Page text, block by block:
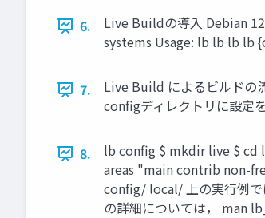
6.
Live Buildの導入 Debian
systems Usage: lb lb lb
7.
Live Build によるビルドの
configディレクトリに設定
8.
lb config $ mkdir live $
areas "main contrib non-
config/ local/ 上の実行例で
の詳細については， man